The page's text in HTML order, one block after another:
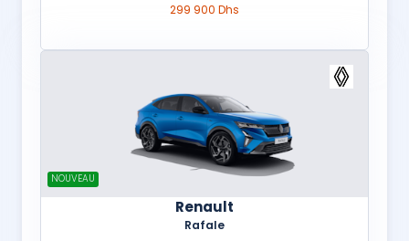
299 900 Dhs
NOUVEAU
Renault
Rafale